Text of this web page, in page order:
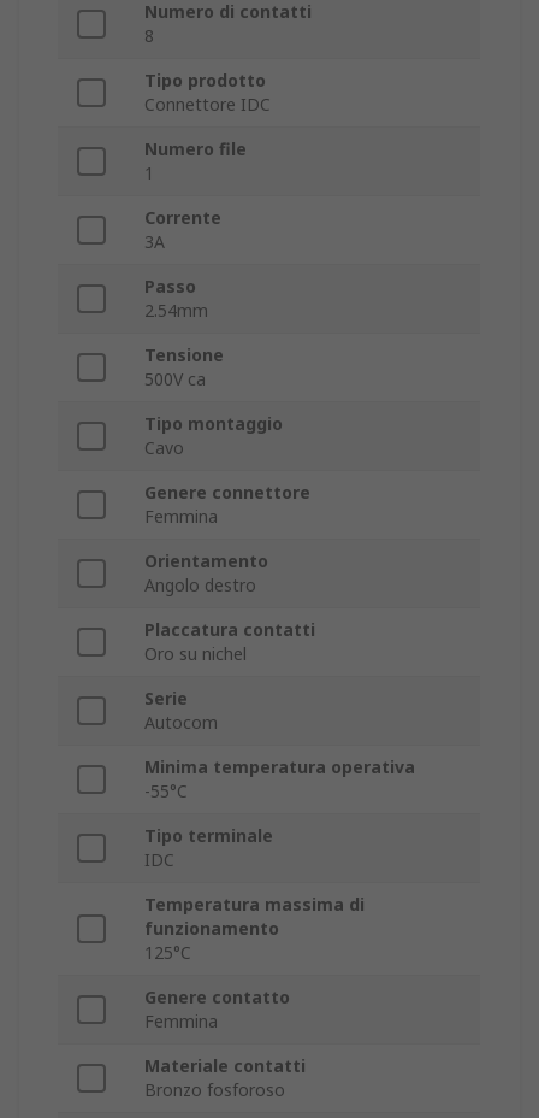
Numero di contatti
8
Tipo prodotto
Connettore IDC
Numero file
1
Corrente
3A
Passo
2.54mm
Tensione
500V ca
Tipo montaggio
Cavo
Genere connettore
Femmina
Orientamento
Angolo destro
Placcatura contatti
Oro su nichel
Serie
Autocom
Minima temperatura operativa
-55°C
Tipo terminale
IDC
Temperatura massima di
funzionamento
125°C
Genere contatto
Femmina
Materiale contatti
Bronzo fosforoso